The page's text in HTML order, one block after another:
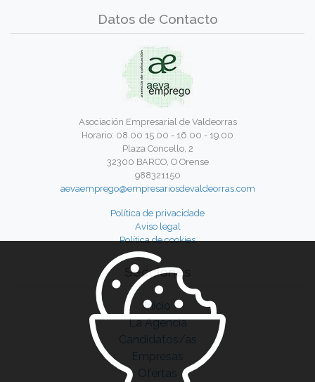
Datos de Contacto
Asociación Empresarial de Valdeorras
Horario: 08.00 15.00 - 16.00 - 19.00
Plaza Concello, 2
32300 BARCO, O Orense
988321150
aevaemprego@empresariosdevaldeorras.com
Política de privacidade
Aviso legal
Política de cookies
Secciones
Inicio
La Agencia
Candidatos/as
Empresas
Ofertas